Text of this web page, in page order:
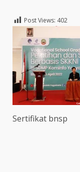
Post Views: 402
Sertifikat bnsp